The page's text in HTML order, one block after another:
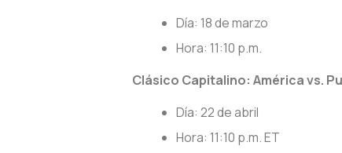
Día: 18 de marzo
Hora: 11:10 p.m.
Clásico Capitalino: América vs.
Día: 22 de abril
Hora: 11:10 p.m. ET